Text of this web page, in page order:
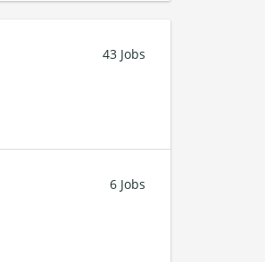
43 Jobs
6 Jobs